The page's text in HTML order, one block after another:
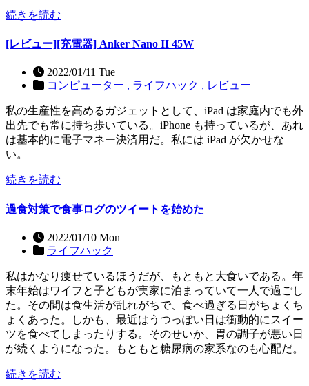
続きを読む
[レビュー][充電器] Anker Nano II 45W
2022/01/11 Tue
コンピューター , ライフハック , レビュー
私の生産性を高めるガジェットとして、iPad は家庭内でも外
出先でも常に持ち歩いている。iPhone も持っているが、あれ
は基本的に電子マネー決済用だ。私には iPad が欠かせな
い。
続きを読む
過食対策で食事ログのツイートを始めた
2022/01/10 Mon
ライフハック
私はかなり痩せているほうだが、もともと大食いである。年
末年始はワイフと子どもが実家に泊まっていて一人で過ごし
た。その間は食生活が乱れがちで、食べ過ぎる日がちょくち
ょくあった。しかも、最近はうつっぽい日は衝動的にスイー
ツを食べてしまったりする。そのせいか、胃の調子が悪い日
が続くようになった。もともと糖尿病の家系なのも心配だ。
続きを読む